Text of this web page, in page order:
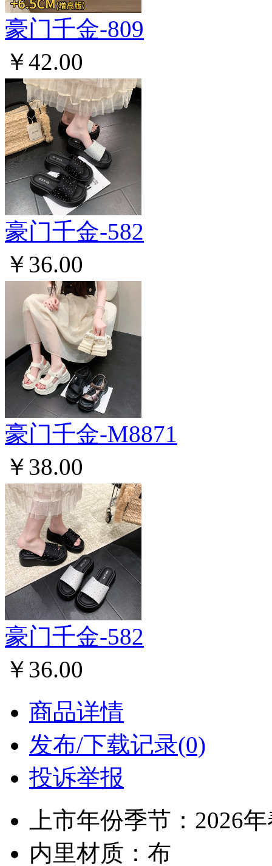
豪门千金-809
￥42.00
豪门千金-582
￥36.00
豪门千金-M8871
￥38.00
豪门千金-582
￥36.00
商品详情
发布/下载记录(0)
投诉举报
上市年份季节：2026
内里材质：布